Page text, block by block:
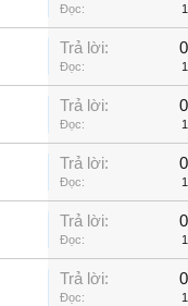
Đọc: 1
Trả lời: 0
Đọc: 1
Trả lời: 0
Đọc: 1
Trả lời: 0
Đọc: 1
Trả lời: 0
Đọc: 1
Trả lời: 0
Đọc: 1